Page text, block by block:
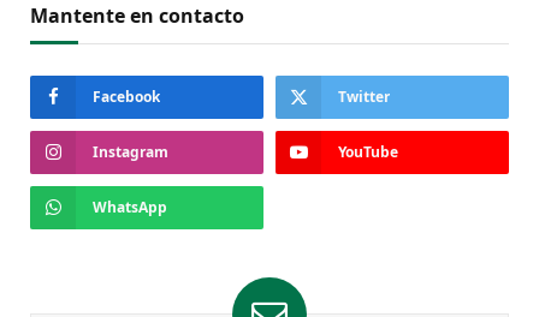
Mantente en contacto
Facebook Twitter
Instagram YouTube
WhatsApp